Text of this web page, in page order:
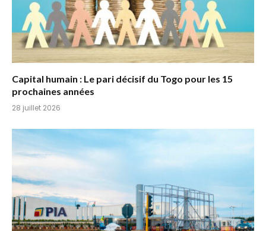
Capital humain : Le pari décisif du Togo pour les 15
prochaines années
28 juillet 2026